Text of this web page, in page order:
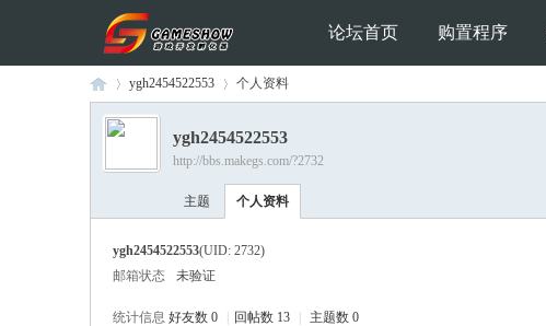
论坛首页 购置程序
›
ygh2454522553 个人资料
ygh2454522553
http://bbs.makegs.com/?2732
主题 个人资料
ygh2454522553(UID: 2732)
邮箱状态
未验证
统计信息 好友数 0 回帖数 13 主题数 0